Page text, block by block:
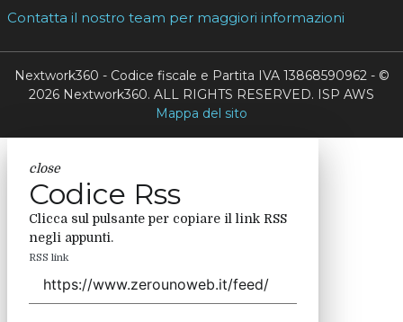
Contatta il nostro team per maggiori informazioni
Nextwork360 - Codice fiscale e Partita IVA 13868590962 - ©
2026 Nextwork360. ALL RIGHTS RESERVED. ISP AWS
Mappa del sito
close
Codice Rss
Clicca sul pulsante per copiare il link RSS
negli appunti.
RSS link